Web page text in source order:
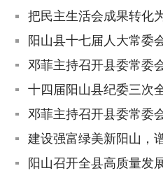
把民主生活会成果转化
阳山县十七届人大常委
邓菲主持召开县委常委
十四届阳山县纪委三次
邓菲主持召开县委常委
建设强富绿美新阳山，
阳山召开全县高质量发